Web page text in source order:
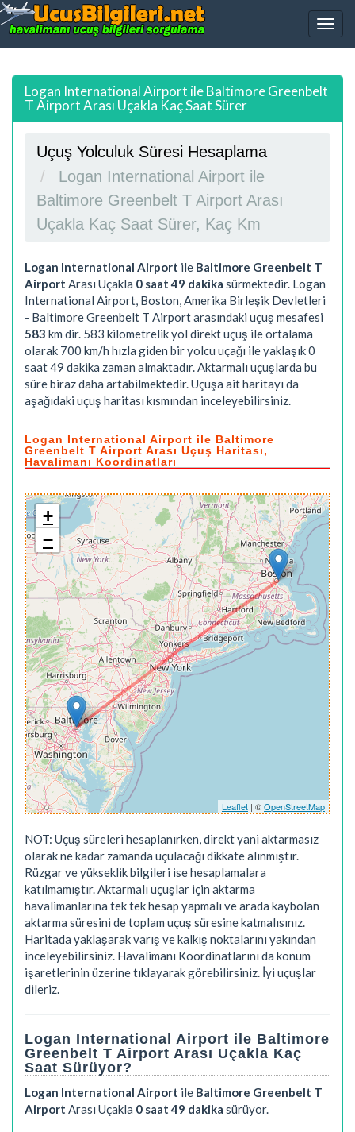
Logan International Airport ile Baltimore Greenbelt
T Airport Arası Uçakla Kaç Saat Sürer
Uçuş Yolculuk Süresi Hesaplama
Logan International Airport ile
Baltimore Greenbelt T Airport Arası
Uçakla Kaç Saat Sürer, Kaç Km
Logan International Airport ile Baltimore Greenbelt T
Airport Arası Uçakla 0 saat 49 dakika sürmektedir. Logan
International Airport, Boston, Amerika Birleşik Devletleri
- Baltimore Greenbelt T Airport arasındaki uçuş mesafesi
583 km dir. 583 kilometrelik yol direkt uçuş ile ortalama
olarak 700 km/h hızla giden bir yolcu uçağı ile yaklaşık0
saat 49 dakika zaman almaktadır. Aktarmalı uçuşlarda bu
süre biraz daha artabilmektedir. Uçuşa ait haritayı da
aşağıdaki uçuş haritası kısmından inceleyebilirsiniz.
Logan International Airport ile Baltimore
Greenbelt T Airport Arası Uçuş Haritası,
Havalimanı Koordinatları
+
−
Leaflet | ©OpenStreetMap
NOT: Uçuş süreleri hesaplanırken, direkt yani aktarmasız
olarak ne kadar zamanda uçulacağı dikkate alınmıştır.
Rüzgar ve yükseklik bilgileri ise hesaplamalara
katılmamıştır. Aktarmalı uçuşlar için aktarma
havalimanlarına tek tek hesap yapmalı ve arada kaybolan
aktarma süresini de toplam uçuş süresine katmalısınız.
Haritada yaklaşarak varış ve kalkış noktalarını yakından
inceleyebilirsiniz. Havalimanı Koordinatlarını da konum
işaretlerinin üzerine tıklayarak görebilirsiniz. İyi uçuşlar
dileriz.
Logan International Airport ile Baltimore
Greenbelt T Airport Arası Uçakla Kaç
Saat Sürüyor?
Logan International Airport ile Baltimore Greenbelt T
Airport Arası Uçakla 0 saat 49 dakika sürüyor.